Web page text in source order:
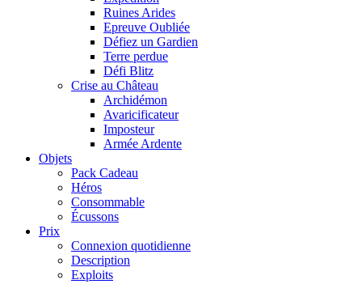
Ruines Arides
Epreuve Oubliée
Défiez un Gardien
Terre perdue
Défi Blitz
Crise au Château
Archidémon
Avaricificateur
Imposteur
Armée Ardente
Objets
Pack Cadeau
Héros
Consommable
Écussons
Prix
Connexion quotidienne
Description
Exploits